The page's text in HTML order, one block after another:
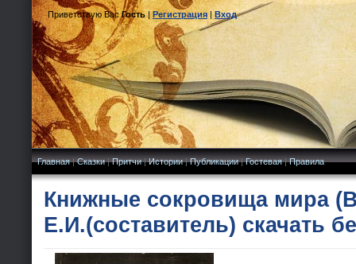
Приветствую Вас Гость|Регистрация|Вход
Главная|Сказки|Притчи|Истории|Публикации|Гостевая|Правила
Книжные сокровища мира
Е.И.(составитель) скачать